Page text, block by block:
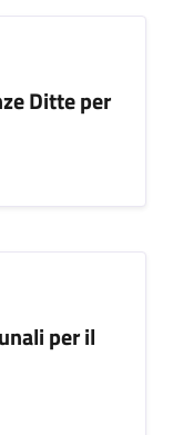
Ditte per
per il